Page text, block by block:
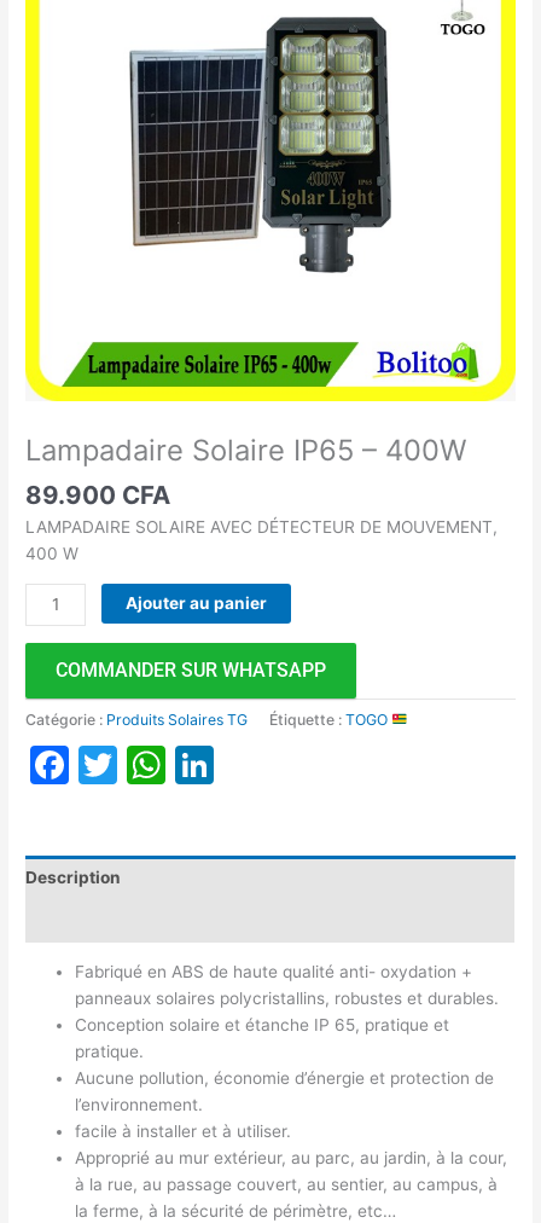
Lampadaire Solaire IP65 – 400W
89.900 CFA
LAMPADAIRE SOLAIRE AVEC DÉTECTEUR DE MOUVEMENT,
400 W
Ajouter au panier
COMMANDER SUR WHATSAPP
Catégorie : Produits Solaires TG Étiquette :TOGO
Facebook
TwitterWhatsApp
Description
Fabriqué en ABS de haute qualité anti- oxydation +
panneaux solaires polycristallins, robustes et durables.
Conception solaire et étanche IP 65, pratique et
pratique.
Aucune pollution, économie d’énergie et protection de
l’environnement.
facile à installer et à utiliser.
Approprié au mur extérieur, au parc, au jardin, à la cour,
à la rue, au passage couvert, au sentier, au campus, à
la ferme, à la sécurité de périmètre, etc…